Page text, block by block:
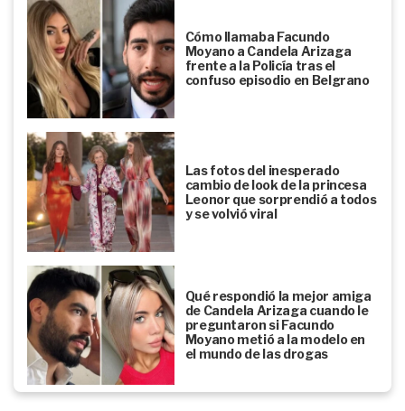
Cómo llamaba Facundo
Moyano a Candela Arizaga
frente a la Policía tras el
confuso episodio en Belgrano
Las fotos del inesperado
cambio de look de la princesa
Leonor que sorprendió a todos
y se volvió viral
Qué respondió la mejor amiga
de Candela Arizaga cuando le
preguntaron si Facundo
Moyano metió a la modelo en
el mundo de las drogas